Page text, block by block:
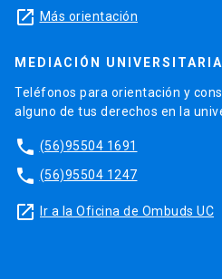
launch Más orientación
MEDIACIÓN UNIVERSITARIA
Teléfonos para orientación y
alguno de tus derechos en la
phone (56)95504 1691
phone (56)95504 1247
launch Ir a la Oficina de Ombuds UC